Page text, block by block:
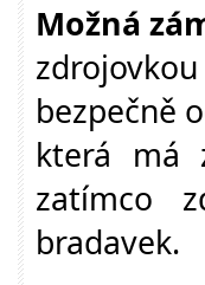
Možná
bezpečně
která má
zatímco
bradavek.